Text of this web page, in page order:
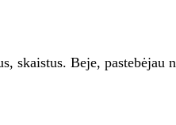
skaistus. Beje, pastebėjau